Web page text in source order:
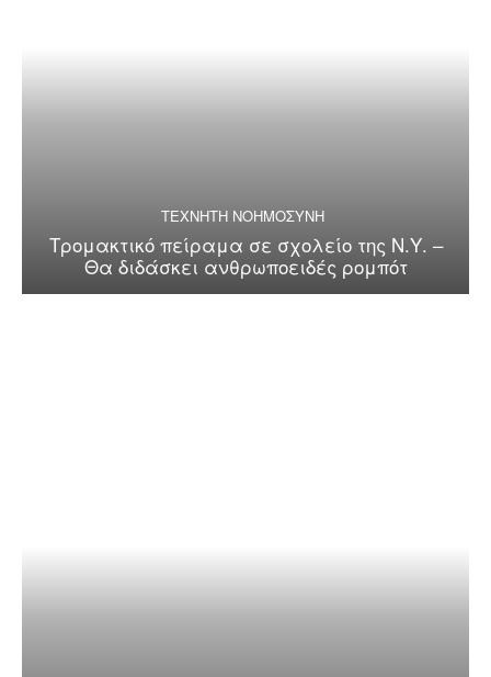
ΤΕΧΝΗΤΗ ΝΟΗΜΟΣΥΝΗ
Τρομακτικό πείραμα σε σχολείο της Ν.Υ. –
Θα διδάσκει ανθρωποειδές ρομπότ